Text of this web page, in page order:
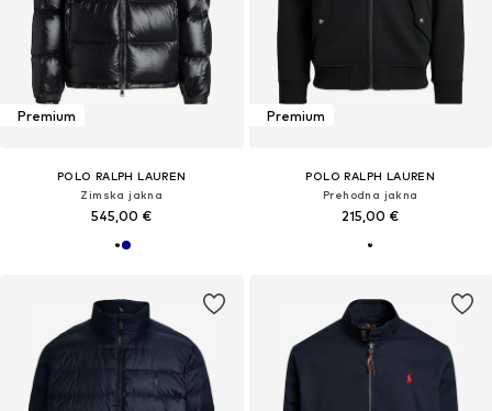
Premium
POLO RALPH LAUREN
Zimska jakna
545,00 €
Premium
POLO RALPH LAUREN
Prehodna jakna
215,00 €